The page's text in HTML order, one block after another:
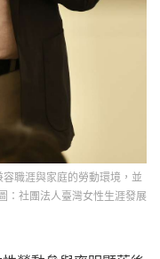
職涯與家庭的勞動環境，並
：社團法人臺灣女性生涯發展